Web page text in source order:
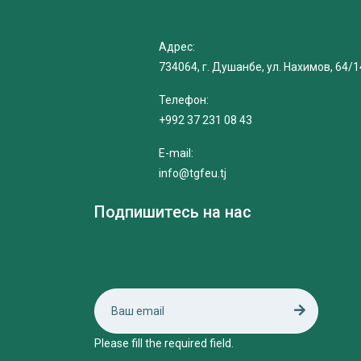
Адрес:
734064, г. Душанбе, ул. Нахимов, 64/
Телефон:
+992 37 231 08 43
E-mail:
info@tgfeu.tj
Подпишитесь на нас
Please fill the required field.